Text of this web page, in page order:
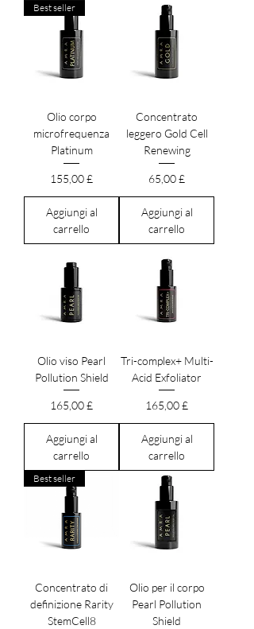
Best seller
Olio corpo
microfrequenza
Platinum
Prezzo
155,00 £
Aggiungi al
carrello
Concentrato
leggero Gold Cell
Renewing
Prezzo
65,00 £
Aggiungi al
carrello
Olio viso Pearl
Pollution Shield
Prezzo
165,00 £
Aggiungi al
carrello
Tri-complex+ Multi-
Acid Exfoliator
Prezzo
165,00 £
Aggiungi al
carrello
Best seller
Concentrato di
definizione Rarity
StemCell8
Olio per il corpo
Pearl Pollution
Shield